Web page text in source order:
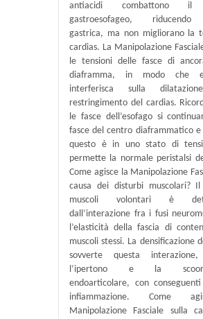
antiacidi combattono il
gastroesofageo, riducendo
gastrica, ma non migliorano la
cardias. La Manipolazione
le tensioni delle fasce di
diaframma, in modo che
interferisca sulla
restringimento del cardias.
le fasce dell’esofago si
fasce del centro diaframmatico e
questo è in uno stato di
permette la normale peristalsi
Come agisce la Manipolazione
causa dei disturbi muscolari?
muscoli volontari è
dall’interazione fra i fusi
l’elasticità della fascia di
muscoli stessi. La densificazione
sovverte questa interazione,
l’ipertono e la
endoarticolare, con
infiammazione. Come
Manipolazione Fasciale sulla